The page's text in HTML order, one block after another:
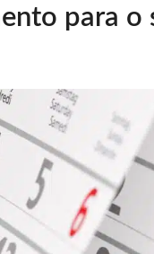
para o